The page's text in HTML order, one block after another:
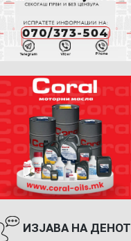
ИЗЈАВА НА ДЕНОТ